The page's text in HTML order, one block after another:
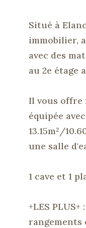
Situé à
immobilier,
avec des
au 2e étage
Il vous offre :
équipée
13.15m²/
une salle
1 cave et 1
+LES PLUS+ :
rangements